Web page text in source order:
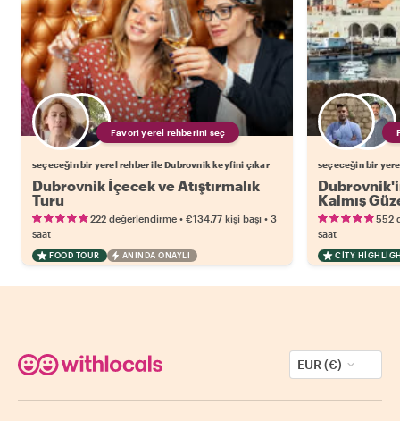
Favori yerel rehberini seç
seçeceğin bir yerel rehber ile Dubrovnik keyfini çıkar
Dubrovnik İçecek ve Atıştırmalık
Turu
222 değerlendirme • €134.77 kişi başı • 3
saat
FOOD TOUR ANINDA ONAYLI
seçeceğin bir
Kalmış
552
saat
CITY
EUR (€)